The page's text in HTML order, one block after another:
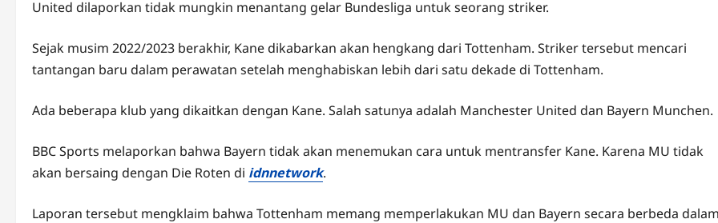
United dilaporkan tidak mungkin menantang gelar Bundesliga untuk seorang striker.
Sejak musim 2022/2023 berakhir, Kane dikabarkan akan hengkang dari Tottenham. Striker tersebut mencari
tantangan baru dalam perawatan setelah menghabiskan lebih dari satu dekade di Tottenham.
Ada beberapa klub yang dikaitkan dengan Kane. Salah satunya adalah Manchester United dan Bayern Munchen.
BBC Sports melaporkan bahwa Bayern tidak akan menemukan cara untuk mentransfer Kane. Karena MU tidak
akan bersaing dengan Die Roten di idnnetwork.
Laporan tersebut mengklaim bahwa Tottenham memang memperlakukan MU dan Bayern secara berbeda